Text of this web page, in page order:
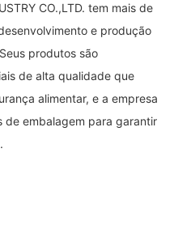
CO.,LTD. tem mais de
e produção
produtos são
de alta qualidade que
alimentar, e a empresa
de embalagem para garantir